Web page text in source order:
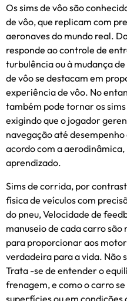
Os sims de vôo são
de vôo, que replicam com
aeronaves do mundo real.
responde ao controle de
turbulência ou à mudança
de vôo se destacam em
experiência de vôo. No
também pode tornar os
exigindo que o jogador
navegação até
acordo com a
aprendizado.
Sims de corrida, por
física de veículos com
do pneu, Velocidade de
manuseio de cada carro
para proporcionar aos
verdadeira para a vida. Não
Trata -se de entender o
frenagem, e como o carro
superfícies ou em